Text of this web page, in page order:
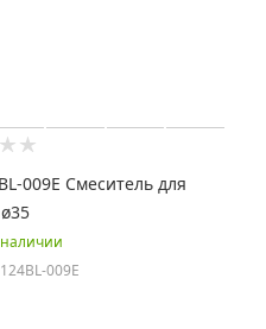
009E Смеситель для
наличии
009E